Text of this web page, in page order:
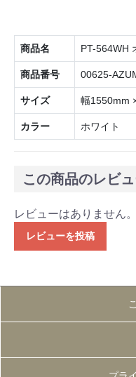
商品名 PT-564WH
商品番号 00625-
サイズ 幅1550mm
カラー ホワイト
この商品のレビ
レビューはありません。
レビューを投稿